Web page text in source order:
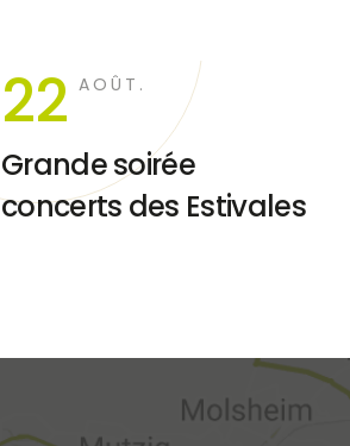
22 AOÛT.
Grande soirée
concerts des Estivales